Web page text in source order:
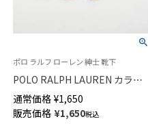
ポロ ラルフ ローレン 紳士 靴下
POLO RALPH LAUREN カラー
ブロックローカット ワンポイン
ト刺しゅう オーガニックコット
ン混 スニーカー丈 メンズ ソッ
通常価格 ¥1,650
販売価格 ¥1,650税込